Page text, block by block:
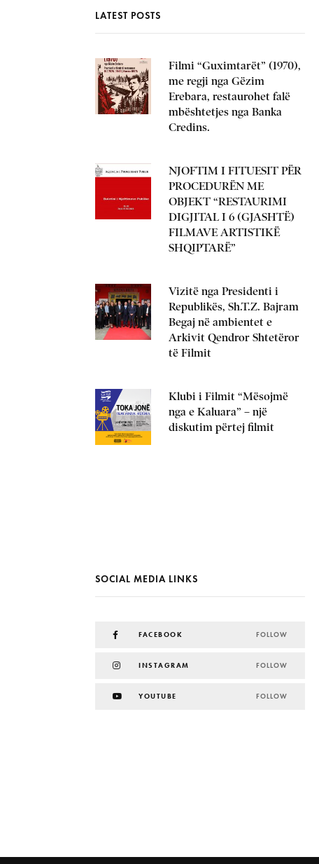
LATEST POSTS
Filmi “Guximtarët” (1970),
me regji nga Gëzim
Erebara, restaurohet falë
mbështetjes nga Banka
Credins.
NJOFTIM I FITUESIT PËR
PROCEDURËN ME
OBJEKT “RESTAURIMI
DIGJITAL I 6 (GJASHTË)
FILMAVE ARTISTIKË
SHQIPTARË”
Vizitë nga Presidenti i
Republikës, Sh.T.Z. Bajram
Begaj në ambientet e
Arkivit Qendror Shtetëror
të Filmit
Klubi i Filmit “Mësojmë
nga e Kaluara” – një
diskutim përtej filmit
SOCIAL MEDIA LINKS
FACEBOOK FOLLOW
INSTAGRAM FOLLOW
YOUTUBE FOLLOW